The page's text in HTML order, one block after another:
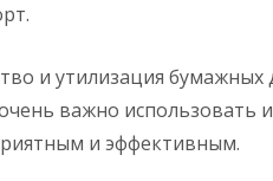
и утилизация бумажных
важно использовать
и эффективным.